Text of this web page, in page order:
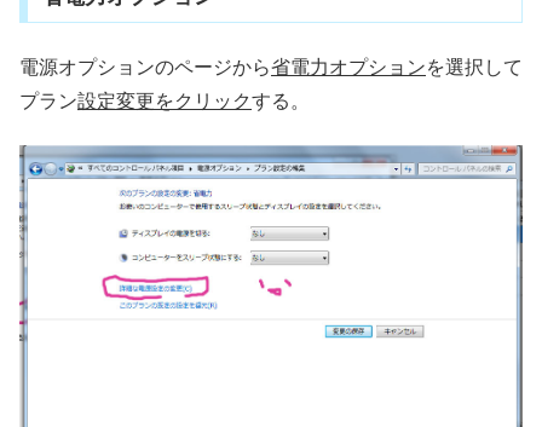
電源オプションのページから省電力オプションを選択して
プラン設定変更をクリックする。